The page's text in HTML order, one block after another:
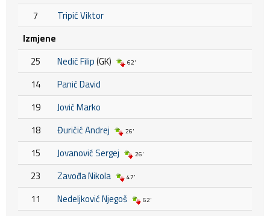
7
Tripić Viktor
Izmjene
25
Nedić Filip(GK) 62'
14
Panić David
19
Jović Marko
18
Đuričić Andrej 26'
15 Jovanović Sergej 26'
23 Zavođa Nikola 47'
11 Nedeljković Njegoš 62'